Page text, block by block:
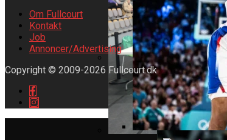
Falcon Dominerer
Dansk
ALBA Berlin
Danske
Om Fullcourt
Kontakt
Job
Annoncer/Advertising
Copyright © 2009-2026 Fullcourt.dk